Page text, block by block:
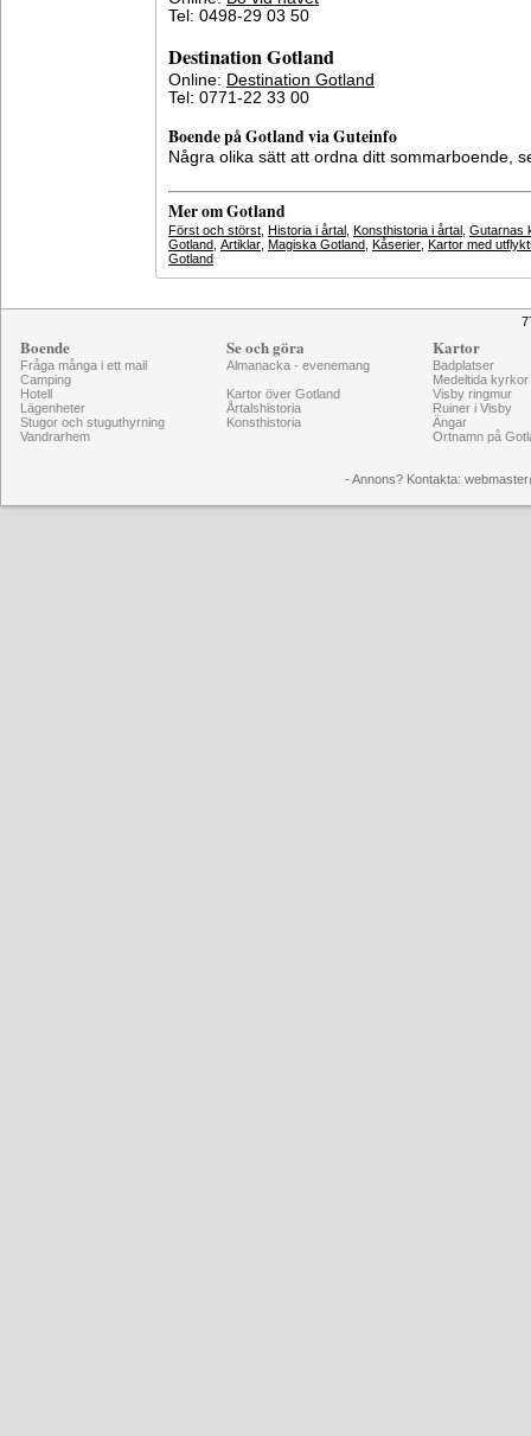
Tel: 0498-29 03 50
Destination Gotland
Online: Destination Gotland
Tel: 0771-22 33 00
Boende på Gotland via Guteinfo
Några olika sätt att ordna ditt sommarboende,
Mer om Gotland
Först och störst Historia i årtal Konsthistoria i årtal Gutarnas
Gotland Artiklar Magiska Gotland Kåserier Kartor med
Gotland
Boende
Fråga många i ett mail
Camping
Hotell
Lägenheter
Stugor och stuguthyrning
Vandrarhem
Se och göra
Almanacka - evenemang
Kartor över Gotland
Årtalshistoria
Konsthistoria
Kartor
Badplatser
Medeltida kyrkor
Visby ringmur
Ruiner i Visby
Ängar
Ortnamn på
- Annons? Kontakta: